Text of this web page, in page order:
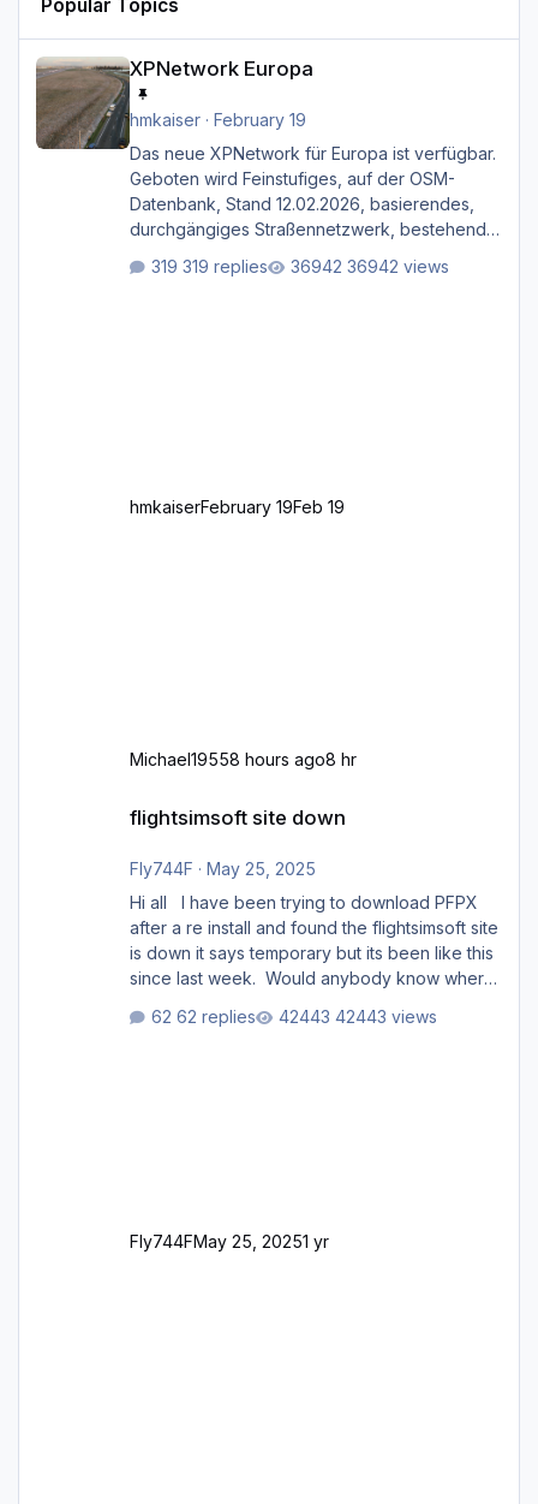
Popular Topics
XPNetwork Europa
hmkaiser· February 19
Das neue XPNetwork für Europa ist verfügbar.
Geboten wird Feinstufiges, auf der OSM-
Datenbank, Stand 12.02.2026, basierendes,
durchgängiges Straßen­netzwerk, bestehend
sekundären, tertiären und sonstigen Straßen,
319 replies 36942 views
hmkaiserFebruary 19Feb 19
Michael19558 hours ago8 hr
flightsimsoft site down
Fly744F · May 25, 2025
Hi all I have been trying to download PFPX
after a re install and found the flightsimsoft site
is down it says temporary but its been like this
since last week. Would anybody know where
support email for them either. thank you
62 replies 42443 views
Fly744FMay 25, 20251 yr